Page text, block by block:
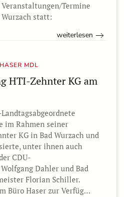
Veranstaltungen/Termine
statt:
weiterlesen
MDL
HTI-Zehnter KG am
im Rahmen seiner
KG in Bad Wurzach und
unter ihnen auch
CDU-
Dahler und Bad
Florian Schiller.
Büro Haser zur Verfüg…